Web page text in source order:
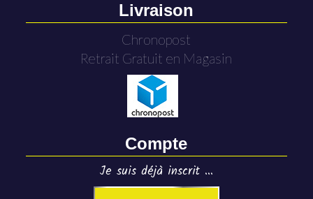
Livraison
Chronopost
Retrait Gratuit en Magasin
Compte
Je suis déjà inscrit ...